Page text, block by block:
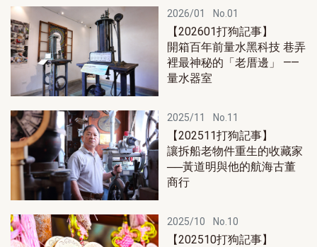
2026/01 No.01
【202601打狗記事】
開箱百年前量水黑科技 巷弄
裡最神秘的「老厝邊」 ⸺
量水器室
2025/11 No.11
【202511打狗記事】
讓拆船老物件重生的收藏家
──黃道明與他的航海古董
商行
2025/10 No.10
【202510打狗記事】